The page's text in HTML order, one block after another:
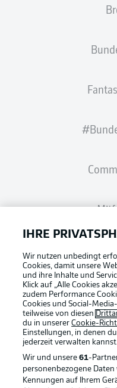
Sprachauswahl
Deutsch
Football
IHRE
Wir nutzen unbedingt
Cookies, damit unsere
und ihre Inhalte und
Klick auf „Alle Cookies
zudem Performance
Cookies und Social-
teilweise von diesen
du in unsererCookie-
Einstellungen, in denen
jederzeit verwalten
Wir und unsere61-
personenbezogene
Kennungen auf Ihrem